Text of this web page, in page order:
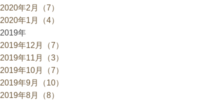
2020年2月（7）
2020年1月（4）
2019年
2019年12月（7）
2019年11月（3）
2019年10月（7）
2019年9月（10）
2019年8月（8）